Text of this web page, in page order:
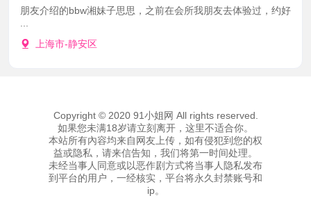
朋友介绍的bbw湘妹子思思，之前在会所我朋友去体验过，约好
上海市-静安区
Copyright © 2020 91小姐网 All rights reserved.
如果您未满18岁请立刻离开，这里不适合你。
本站所有內容均来自网友上传，如有侵犯到您的权
益或隐私，请来信告知，我们将第一时间处理。
未经当事人同意或以恶作剧方式将当事人隐私发布
到平台的用户，一经核实，平台将永久封禁账号和
ip。